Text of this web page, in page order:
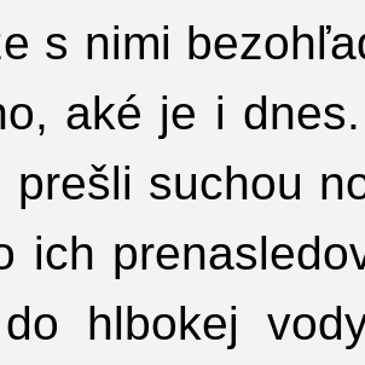
s nimi
aké je i dnes.
prešli suchou
ich
hlbokej